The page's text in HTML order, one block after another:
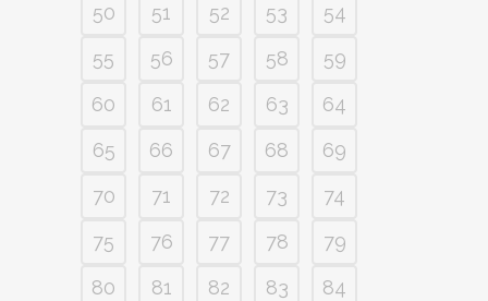
50
51 52 53
54
55
56 57 58
59
60
61 62 63
64
65
66 67 68
69
70
71 72 73
74
75
76 77 78
79
80
81 82 83
84